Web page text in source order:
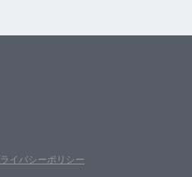
イバシーポリシー